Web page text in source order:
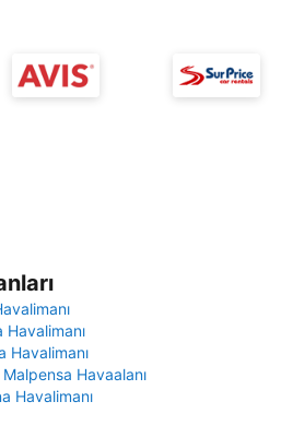
Havalimanı
Havalimanı
Havaalanı
Havalimanı